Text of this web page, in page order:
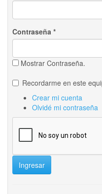
Contraseña *
Mostrar Contraseña.
Recordarme en este
Crear mi cuenta
Olvidé mi contraseña
Ingresar